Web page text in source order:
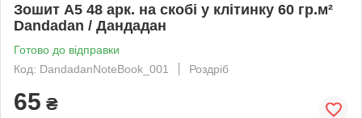
Зошит А5 48 арк. на скобі у клітинку 60 гр.м²
Dandadan / Дандадан
Готово до відправки
Код: DandadanNoteBook_001
Роздріб
65 ₴